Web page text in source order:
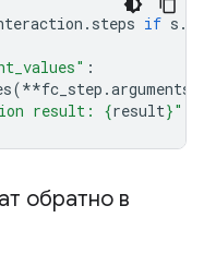
. steps if s .
:
(**fc_step .arguments
result: {result}"
обратно в